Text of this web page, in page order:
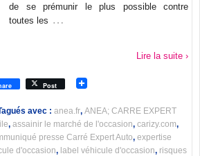
de se prémunir le plus possible contre
toutes les …
Lire la suite ›
Post
avec : anea.fr, ANEA; CARRE EXPERT
, assainir le marché de l'occasion, carizy.com,
presse Carré Expert Auto, expertise
d'occasion, label véhicule d'occasion, risques